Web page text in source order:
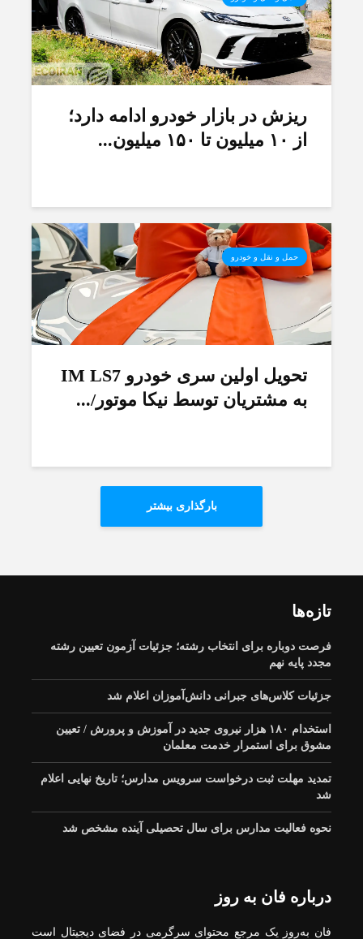
ریزش در بازار خودرو ادامه دارد؛
از ۱۰ میلیون تا ۱۵۰ میلیون...
حمل و نقل و خودرو
تحویل اولین سری خودرو IM LS7
به مشتریان توسط نیکا موتور/...
بارگذاری بیشتر
تازه‌ها
فرصت دوباره برای انتخاب رشته؛ جزئیات آزمون تعیین رشته
مجدد پایه نهم
جزئیات کلاس‌های جبرانی دانش‌آموزان اعلام شد
استخدام ۱۸۰ هزار نیروی جدید در آموزش‌ و پرورش / تعیین
مشوق برای استمرار خدمت معلمان
تمدید مهلت ثبت درخواست سرویس مدارس؛ تاریخ نهایی اعلام
شد
نحوه فعالیت مدارس برای سال تحصیلی آینده مشخص شد
درباره فان به روز
فان به‌روز یک مرجع محتوای سرگرمی در فضای دیجیتال است